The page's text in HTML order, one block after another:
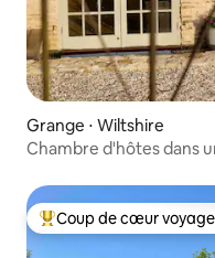
Grange ⋅ Wiltshire
Chambre d'hôtes dans
Coups de cœur
Coup de cœur